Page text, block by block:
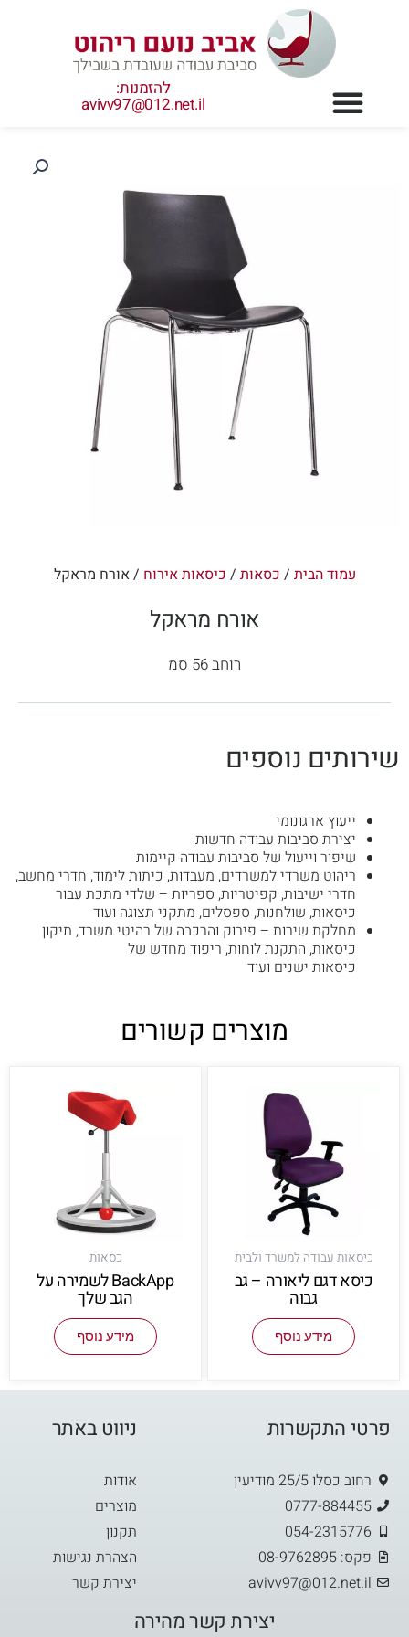
להזמנות:
avivv97@012.net.il
עמוד הבית / כסאות / כיסאות אירוח / אורח מראקל
אורח מראקל
רוחב 56 סמ
מוצרים קשורים
כיסאות עבודה למשרד ולבית
כיסא דגם ליאורה – גב
גבוה
מידע נוסף
כסאות
BackApp לשמירה על
הגב שלך
מידע נוסף
שירותים נוספים
ייעוץ ארגונומי
יצירת סביבות עבודה חדשות
שיפור וייעול של סביבות עבודה קיימות
ריהוט משרדי למשרדים, מעבדות, כיתות לימוד, חדרי מחשב,
חדרי ישיבות, קפיטריות, ספריות – שלדי מתכת עבור
כיסאות, שולחנות, ספסלים, מתקני תצוגה ועוד
מחלקת שירות – פירוק והרכבה של רהיטי משרד, תיקון
כיסאות, התקנת לוחות, ריפוד מחדש של
כיסאות ישנים ועוד
פרטי התקשרות
רחוב כסלו 25/5 מודיעין
0777-884455
054-2315776
פקס: 08-9762895
avivv97@012.net.il
ניווט באתר
אודות
מוצרים
תקנון
הצהרת נגישות
יצירת קשר
יצירת קשר מהירה